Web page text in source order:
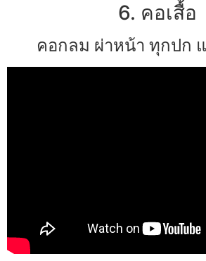
6. คอเสื้อ
คอกลม ผ่าหน้า ทุกปก